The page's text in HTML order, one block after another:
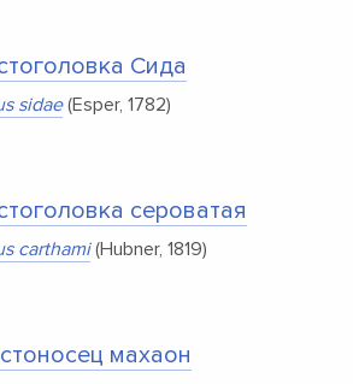
Сида
sidae(Esper, 1782)
сероватая
carthami(Hubner, 1819)
махаон